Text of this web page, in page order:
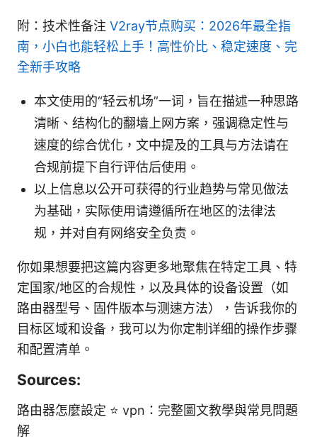
附：技术性备注 V2ray节点购买：2026年最全指
南，小白也能轻松上手！高性价比、稳定速度、完
全新手攻略
本文使用的“轻云机场”一词，旨在描述一种思路
清晰、结构化的翻墙上网方案，强调稳定性与
速度的综合优化，文中提及的工具与方法请在
合规前提下自行评估后使用。
以上信息以公开可获得的行业趋势与常见做法
为基础，实际使用请遵循所在地区的法律法
规，并对自有网络安全负责。
你如果想要把这篇内容更多地聚焦在特定工具、特
定国家/地区的合规性，以及具体的设备设置（如
路由器型号、固件版本与测速方法），告诉我你的
目标区域和设备，我可以为你定制详细的操作步骤
和配置清单。
Sources:
路由器怎麼設定 ⭐ vpn：完整圖文教學與常見問題
解